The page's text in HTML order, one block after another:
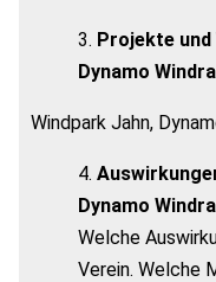
Projekte
Dynamo
Windpark Jahn,
Dynamo
Welche
Verein. Welche